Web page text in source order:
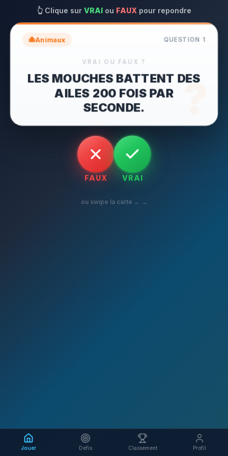
👆Clique sur VRAI ou FAUX pour repondre
?
🐙Animaux QUESTION1
VRAI OU FAUX ?
LES MOUCHES BATTENT DES
AILES 200 FOIS PAR
SECONDE.
FAUX VRAI
ou swipe la carte ← →
Jouer Defis Classement Profil